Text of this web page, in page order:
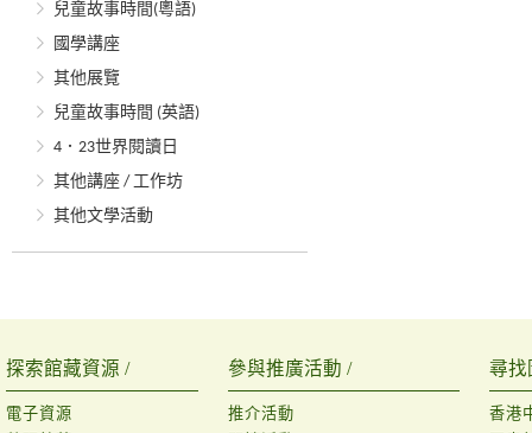
兒童故事時間(粵語)
國學講座
其他展覽
兒童故事時間 (英語)
4．23世界閱讀日
其他講座 / 工作坊
其他文學活動
探索館藏資源 /
電子資源
參與推廣活動 /
推介活動
尋找
香港